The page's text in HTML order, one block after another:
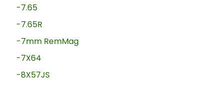
-7.65
-7.65R
-7mm RemMag
-7X64
-8X57JS